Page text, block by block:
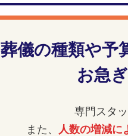
葬儀の種類や予
お急
専門スタ
また、 人数の増減に